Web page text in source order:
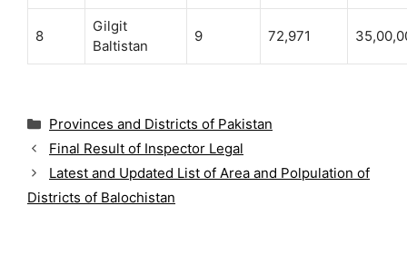
8
Gilgit
Baltistan
9 72,971
C
a
t
e
g
Provinces and Districts of Pakistan
Final Result of Inspector Legal
Latest and Updated List of Area and Polpulation of
Districts of Balochistan